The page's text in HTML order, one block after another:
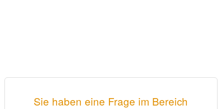
Sie haben eine Frage im Bereich